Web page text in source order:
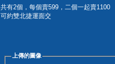
共有2個，每個賣599，二個一起賣1100
可約雙北捷運面交
上傳的圖像